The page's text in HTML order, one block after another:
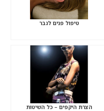
טיפול פנים לגבר
הצרת היקפים – כל השיטות